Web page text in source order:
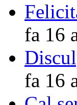
fa 16
fa 16